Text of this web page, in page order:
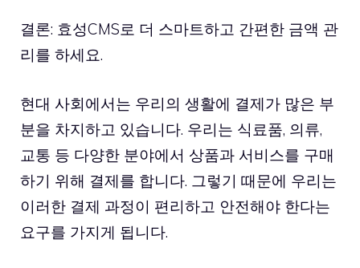
결론: 효성CMS로 더 스마트하고 간편한 금액 관
리를 하세요.
현대 사회에서는 우리의 생활에 결제가 많은 부
분을 차지하고 있습니다. 우리는 식료품, 의류,
교통 등 다양한 분야에서 상품과 서비스를 구매
하기 위해 결제를 합니다. 그렇기 때문에 우리는
이러한 결제 과정이 편리하고 안전해야 한다는
요구를 가지게 됩니다.